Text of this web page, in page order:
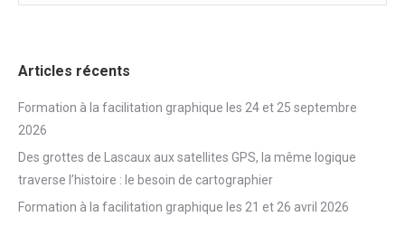
Articles récents
Formation à la facilitation graphique les 24 et 25 septembre
2026
Des grottes de Lascaux aux satellites GPS, la même logique
traverse l’histoire : le besoin de cartographier
Formation à la facilitation graphique les 21 et 26 avril 2026